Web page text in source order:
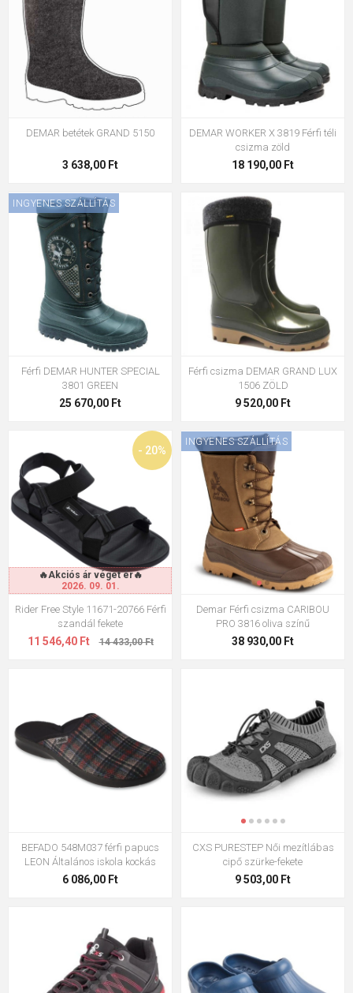
Hogyan növelhető a férfi cipők élettartama?
Rendszeres tisztítással, impregnálással, megfelelő
ápolószerek használatával és több pár cipő váltott viselésével
a hét során.
DEMAR betétek GRAND 5150
3 638,00 Ft
DEMAR WORKER X 3819 Férfi téli
csizma zöld
18 190,00 Ft
INGYENES SZÁLLÍTÁS
Férfi DEMAR HUNTER SPECIAL
3801 GREEN
25 670,00 Ft
Férfi csizma DEMAR GRAND LUX
1506 ZÖLD
9 520,00 Ft
🔥Akciós ár véget ér🔥
2026. 09. 01.
- 20%
Rider Free Style 11671-20766 Férfi
szandál fekete
11 546,40 Ft 14 433,00 Ft
INGYENES SZÁLLÍTÁS
Demar Férfi csizma CARIBOU
PRO 3816 oliva színű
38 930,00 Ft
BEFADO 548M037 férfi papucs
LEON Általános iskola kockás
6 086,00 Ft
CXS PURESTEP Női mezítlábas
cipő szürke-fekete
9 503,00 Ft